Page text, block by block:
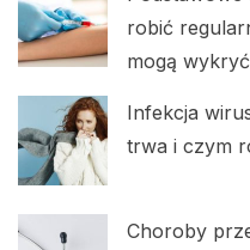
robić
mogą wykryć
Infekcja
trwa i czym
Choroby